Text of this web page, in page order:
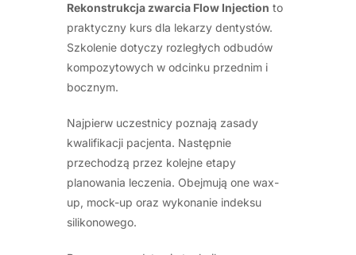
Rekonstrukcja zwarcia Flow Injection to
praktyczny kurs dla lekarzy dentystów.
Szkolenie dotyczy rozległych odbudów
kompozytowych w odcinku przednim i
bocznym.
Najpierw uczestnicy poznają zasady
kwalifikacji pacjenta. Następnie
przechodzą przez kolejne etapy
planowania leczenia. Obejmują one wax-
up, mock-up oraz wykonanie indeksu
silikonowego.